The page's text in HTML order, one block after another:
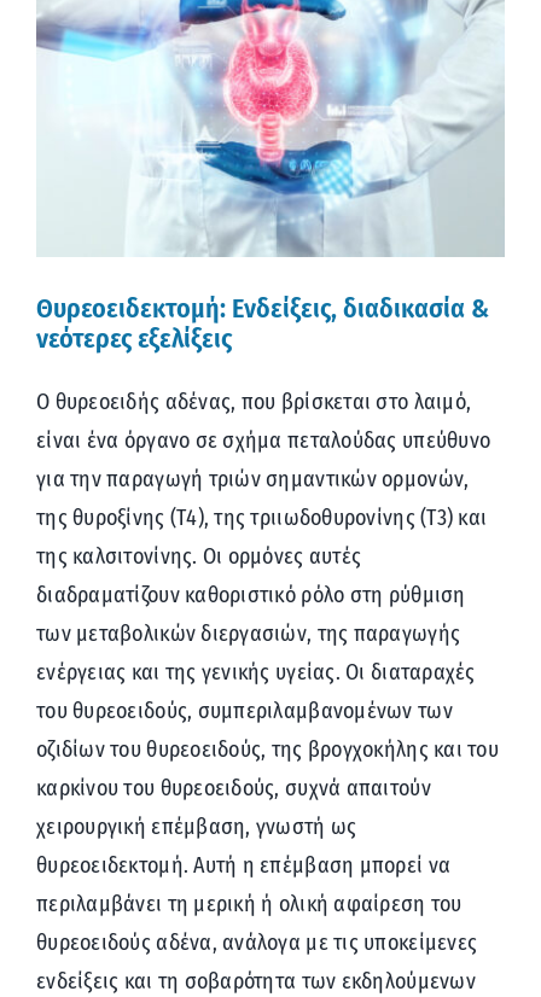
εικόνας
Θυρεοειδεκτομή: Ενδείξεις, διαδικασία &
νεότερες εξελίξεις
Ο θυρεοειδής αδένας, που βρίσκεται στο λαιμό,
είναι ένα όργανο σε σχήμα πεταλούδας υπεύθυνο
για την παραγωγή τριών σημαντικών ορμονών,
της θυροξίνης (Τ4), της τριιωδοθυρονίνης (Τ3) και
της καλσιτονίνης. Οι ορμόνες αυτές
διαδραματίζουν καθοριστικό ρόλο στη ρύθμιση
των μεταβολικών διεργασιών, της παραγωγής
ενέργειας και της γενικής υγείας. Οι διαταραχές
του θυρεοειδούς, συμπεριλαμβανομένων των
οζιδίων του θυρεοειδούς, της βρογχοκήλης και του
καρκίνου του θυρεοειδούς, συχνά απαιτούν
χειρουργική επέμβαση, γνωστή ως
θυρεοειδεκτομή. Αυτή η επέμβαση μπορεί να
περιλαμβάνει τη μερική ή ολική αφαίρεση του
θυρεοειδούς αδένα, ανάλογα με τις υποκείμενες
ενδείξεις και τη σοβαρότητα των εκδηλούμενων